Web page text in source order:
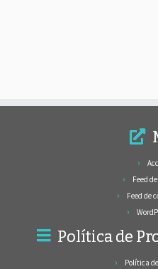
Feed
Feed de
Política de
Política